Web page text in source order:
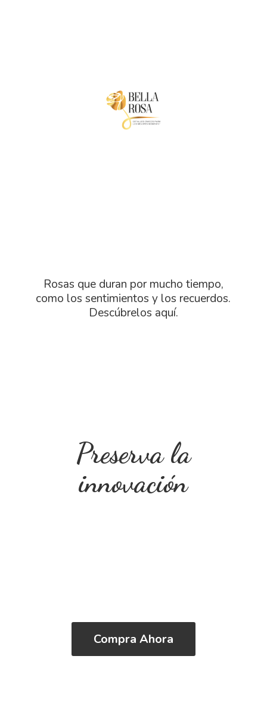
Preservala
innovación
Rosas que duran por mucho tiempo,
como los sentimientos y los recuerdos.
Descúbrelos aquí.
Compra Ahora